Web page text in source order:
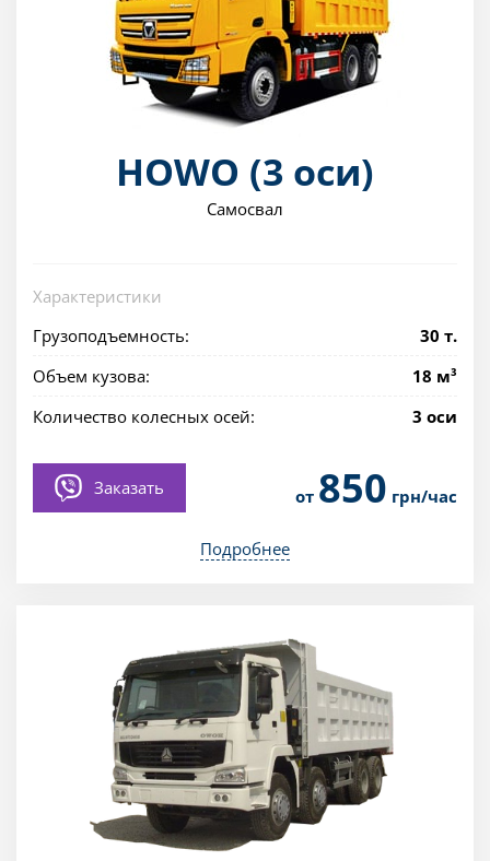
HOWO (3 оси)
Самосвал
Характеристики
Грузоподъемность:
30 т.
Объем кузова:
18 м³
Количество колесных осей:
3 оси
Заказать от 850 грн/час
Подробнее